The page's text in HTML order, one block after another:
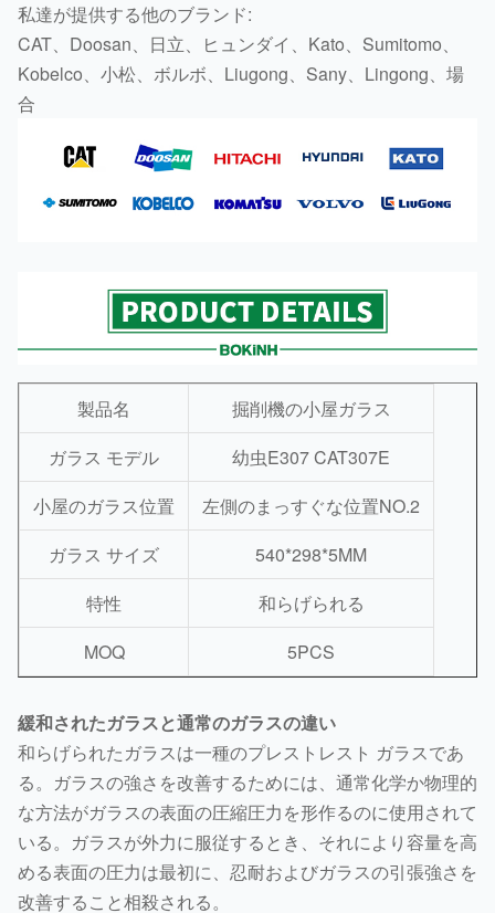
私達が提供する他のブランド:
CAT、Doosan、日立、ヒュンダイ、Kato、Sumitomo、
Kobelco、小松、ボルボ、Liugong、Sany、Lingong、場
合
製品名
掘削機の小屋ガラス
ガラス モデル
幼虫E307 CAT307E
小屋のガラス位置
左側のまっすぐな位置NO.2
ガラス サイズ
540*298*5MM
特性
和らげられる
MOQ
5PCS
緩和されたガラスと通常のガラスの違い
和らげられたガラスは一種のプレストレスト ガラスであ
る。ガラスの強さを改善するためには、通常化学か物理的
な方法がガラスの表面の圧縮圧力を形作るのに使用されて
いる。ガラスが外力に服従するとき、それにより容量を高
める表面の圧力は最初に、忍耐およびガラスの引張強さを
改善すること相殺される。